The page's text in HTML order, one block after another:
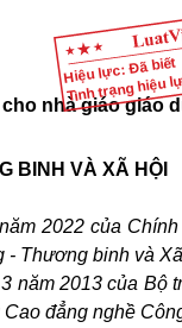
Hiệu lực: Đã biết
Tình trạng hiệu
nhà giáo giáo
BINH VÀ XÃ HỘI
2022 của
- Thương binh và
năm 2013 của Bộ
đẳng nghề